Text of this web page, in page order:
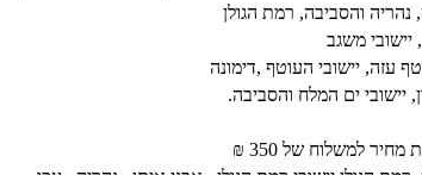
והסביבה, רמת הגולן
יישובי משגב
עזה, יישובי העוטף ,דימונה
יישובי ים המלח והסביבה.
למשלוח של 350 ₪